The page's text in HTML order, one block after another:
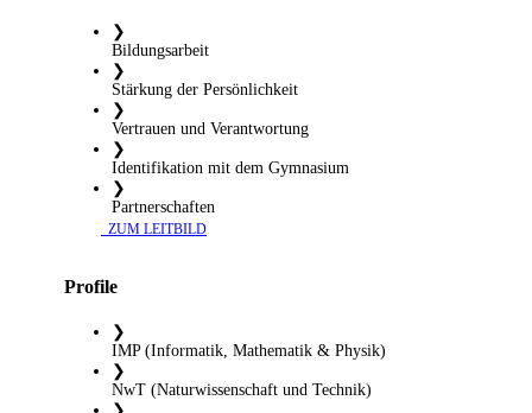
❯
Bildungsarbeit
❯
Stärkung der Persönlichkeit
❯
Vertrauen und Verantwortung
❯
Identifikation mit dem Gymnasium
❯
Partnerschaften
​ ZUM LEITBILD
Profile
❯
IMP (Informatik, Mathematik & Physik)
❯
NwT (Naturwissenschaft und Technik)